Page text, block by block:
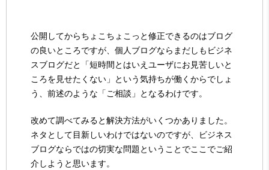
公開してからちょこちょこっと修正できるのはブログ
の良いところですが、個人ブログならまだしもビジネ
スブログだと「短時間とはいえユーザにお見苦しいと
ころを見せたくない」という気持ちが働くからでしょ
う、前述のような「ご相談」となるわけです。
改めて調べてみると解決方法がいくつかありました。
ネタとして目新しいわけではないのですが、ビジネス
ブログならではの切実な問題ということでここでご紹
介しようと思います。